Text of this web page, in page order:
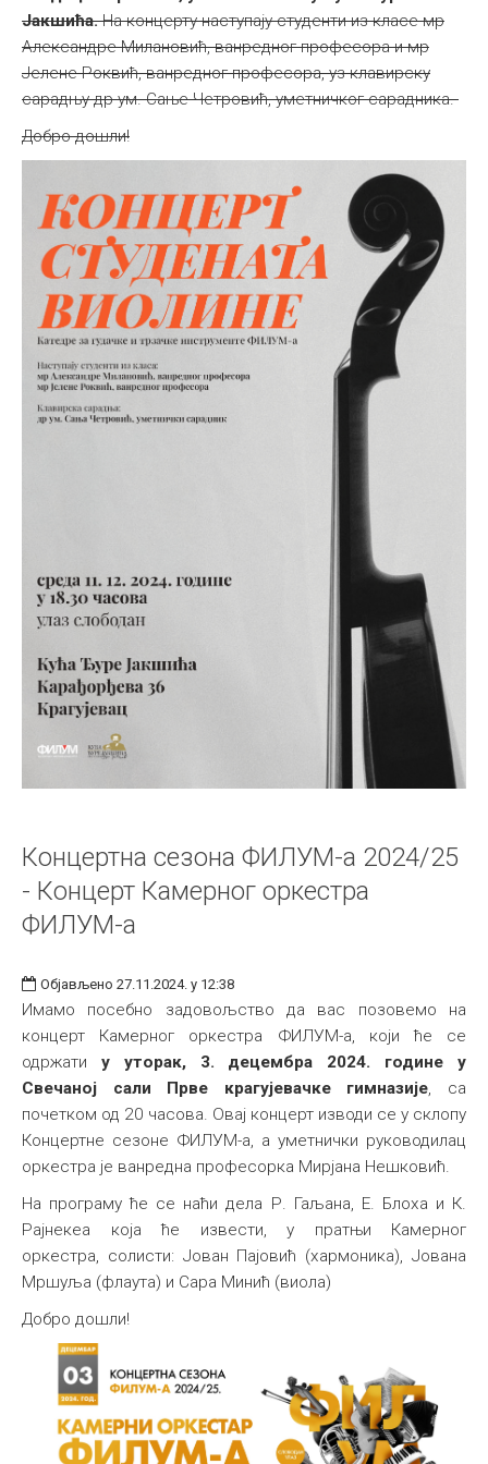
Јакшића.На концерту наступају студенти из класе мр
Александре Милановић, ванредног професора и мр
Јелене Роквић, ванредног професора, уз клавирску
сарадњу др ум. Сањe Четровић, уметничког сарадника.
Добро дошли!
Концертна сезона ФИЛУМ-а 2024/25
- Концерт Камерног оркестра
ФИЛУМ-а
Објављено 27.11.2024. у 12:38
Имамо посебно задовољство да вас позовемо на
концерт Камерног оркестра ФИЛУМ-а, који ће се
одржати у уторак, 3. децембра 2024. године у
Свечаној сали Прве крагујевачке гимназије, са
почетком од 20 часова. Овај концерт изводи се у склопу
Концертне сезоне ФИЛУМ-а, а уметнички руководилац
оркестра је ванредна професорка Мирјанa Нешковић.
На програму ће се наћи дела Р. Гаљана, Е. Блоха и К.
Рајнекеа која ће извести, у пратњи Камерног
оркестра, солисти: Јован Пајовић (хармоника), Јована
Мршуља (флаута) и Сара Минић (виола)
Добро дошли!